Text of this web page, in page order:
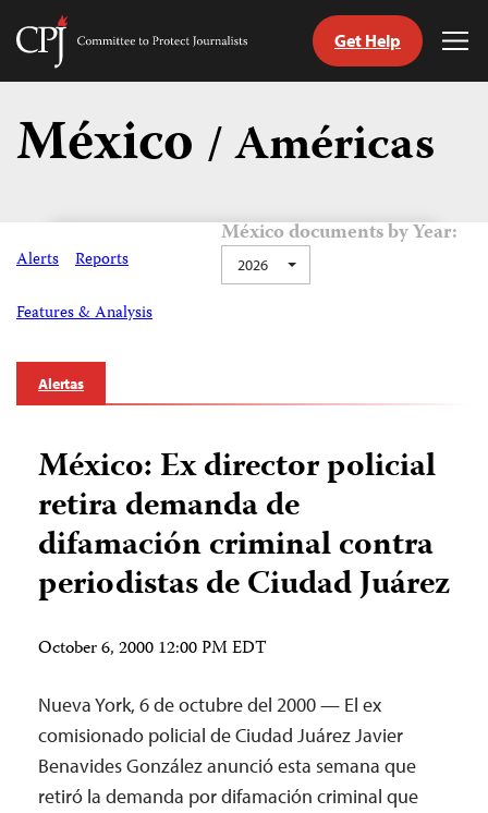
Skip
content
Committee
Journalists
Get Help
México / Américas
Alerts Reports
Features & Analysis
México documents by Year:
2026
Alertas
México: Ex director policial
retira demanda de
difamación criminal contra
periodistas de Ciudad Juárez
October 6, 2000 12:00 PM EDT
Nueva York, 6 de octubre del 2000 — El ex
comisionado policial de Ciudad Juárez Javier
Benavides González anunció esta semana que
retiró la demanda por difamación criminal que